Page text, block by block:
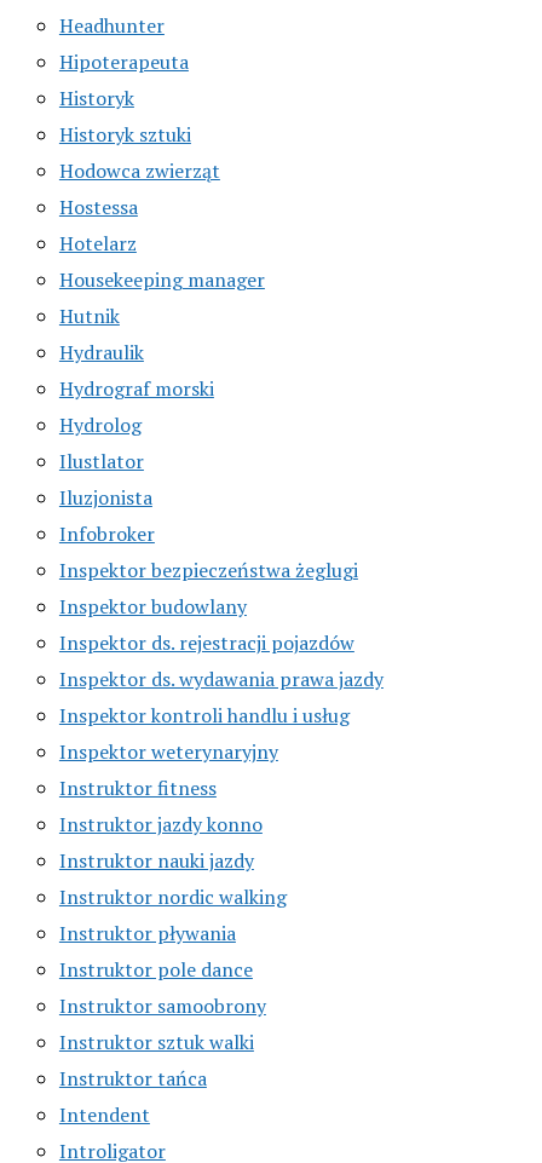
Headhunter
Hipoterapeuta
Historyk
Historyk sztuki
Hodowca zwierząt
Hostessa
Hotelarz
Housekeeping manager
Hutnik
Hydraulik
Hydrograf morski
Hydrolog
Ilustlator
Iluzjonista
Infobroker
Inspektor bezpieczeństwa żeglugi
Inspektor budowlany
Inspektor ds. rejestracji pojazdów
Inspektor ds. wydawania prawa jazdy
Inspektor kontroli handlu i usług
Inspektor weterynaryjny
Instruktor fitness
Instruktor jazdy konno
Instruktor nauki jazdy
Instruktor nordic walking
Instruktor pływania
Instruktor pole dance
Instruktor samoobrony
Instruktor sztuk walki
Instruktor tańca
Intendent
Introligator